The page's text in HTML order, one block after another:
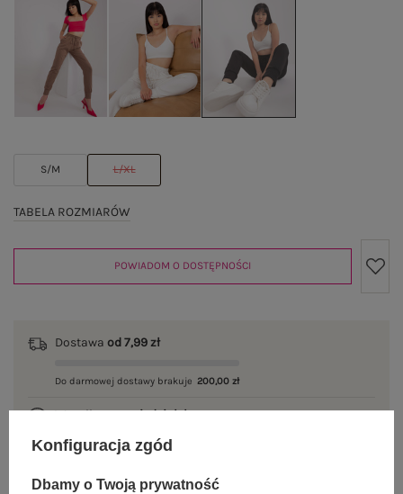
S/M L/XL
TABELA ROZMIARÓW
POWIADOM O DOSTĘPNOŚCI
Dostawa od 7,99 zł
Do darmowej dostawy brakuje 200,00 zł
Wysyłka wponiedziałek
100 dni na zwrot
Konfiguracja zgód
Dbamy o Twoją prywatność